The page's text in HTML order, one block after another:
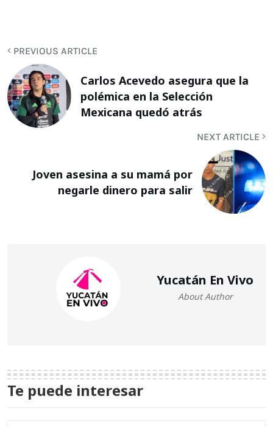
PREVIOUS ARTICLE
Carlos Acevedo asegura que la
polémica en la Selección
Mexicana quedó atrás
NEXT ARTICLE
Joven asesina a su mamá por
negarle dinero para salir
Yucatán En Vivo
About Author
Te puede interesar